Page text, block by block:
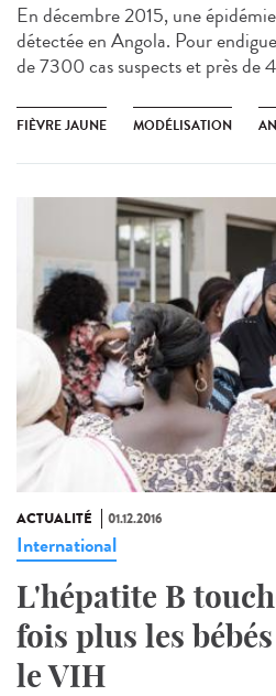
En décembre 2015, une
détectée en Angola. Pour
de 7300 cas suspects et près de
FIÈVRE JAUNE MODÉLISATION
ACTUALITÉ 01.12.2016
International
L'hépatite B
fois plus les
le VIH